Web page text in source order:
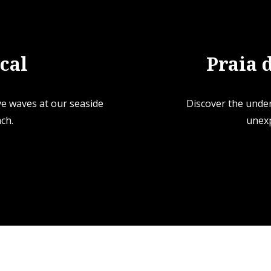
waves at our seaside
Praia
Discover the